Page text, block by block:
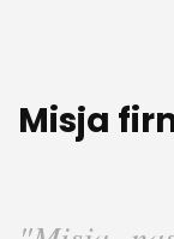
Misja